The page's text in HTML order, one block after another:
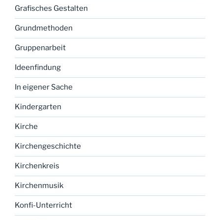
Grafisches Gestalten
Grundmethoden
Gruppenarbeit
Ideenfindung
In eigener Sache
Kindergarten
Kirche
Kirchengeschichte
Kirchenkreis
Kirchenmusik
Konfi-Unterricht